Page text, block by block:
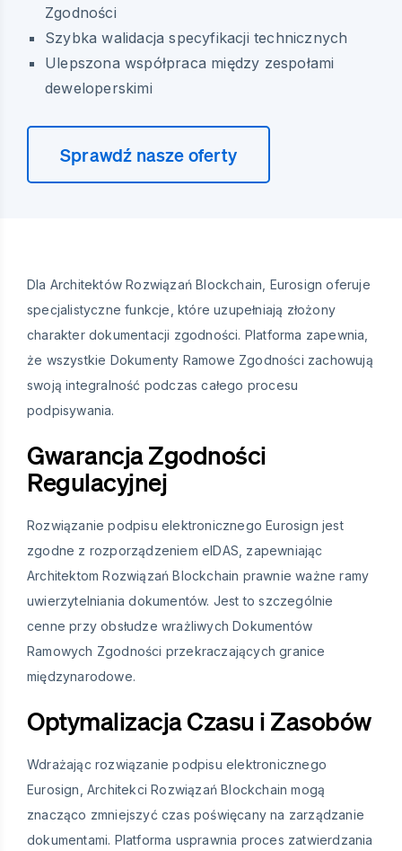
Zgodności
Szybka walidacja specyfikacji technicznych
Ulepszona współpraca między zespołami
deweloperskimi
Sprawdź nasze oferty
Dla Architektów Rozwiązań Blockchain, Eurosign oferuje
specjalistyczne funkcje, które uzupełniają złożony
charakter dokumentacji zgodności. Platforma zapewnia,
że wszystkie Dokumenty Ramowe Zgodności zachowują
swoją integralność podczas całego procesu
podpisywania.
Gwarancja Zgodności
Regulacyjnej
Rozwiązanie podpisu elektronicznego Eurosign jest
zgodne z rozporządzeniem eIDAS, zapewniając
Architektom Rozwiązań Blockchain prawnie ważne ramy
uwierzytelniania dokumentów. Jest to szczególnie
cenne przy obsłudze wrażliwych Dokumentów
Ramowych Zgodności przekraczających granice
międzynarodowe.
Optymalizacja Czasu i Zasobów
Wdrażając rozwiązanie podpisu elektronicznego
Eurosign, Architekci Rozwiązań Blockchain mogą
znacząco zmniejszyć czas poświęcany na zarządzanie
dokumentami. Platforma usprawnia proces zatwierdzania